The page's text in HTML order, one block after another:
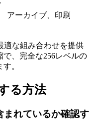
アーカイブ、印刷
適な組み合わせを提供
、完全な256レベルの
。
る方法
まれているか確認す